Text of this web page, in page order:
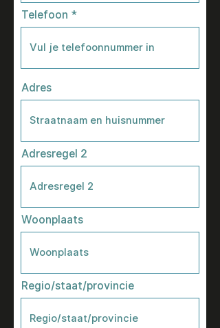
Telefoon
Adres
Adresregel 2
Woonplaats
Regio/staat/provincie